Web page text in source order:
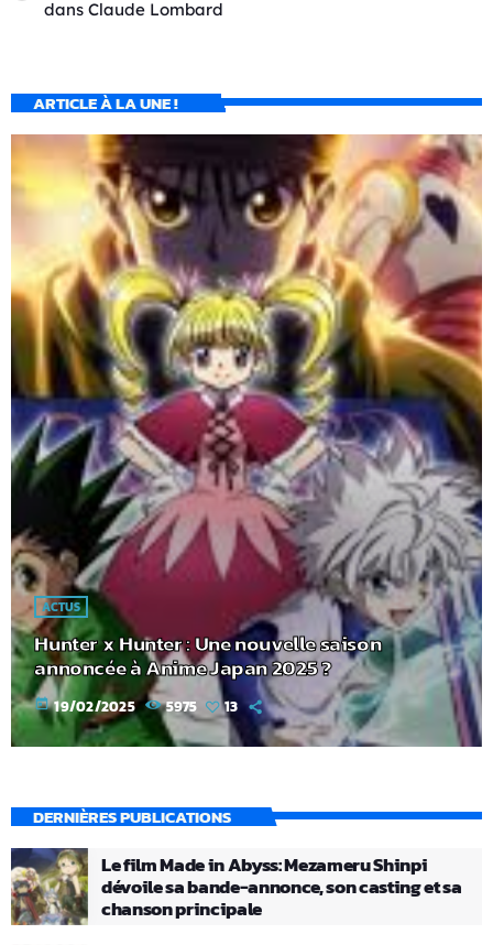
dans Claude Lombard
ARTICLE À LA UNE !
ACTUS
Hunter x Hunter : Une nouvelle saison
annoncée à Anime Japan 2025 ?
today 19/02/2025 5975 13
DERNIÈRES PUBLICATIONS
Le film Made in Abyss: Mezameru Shinpi
dévoile sa bande-annonce, son casting et sa
chanson principale